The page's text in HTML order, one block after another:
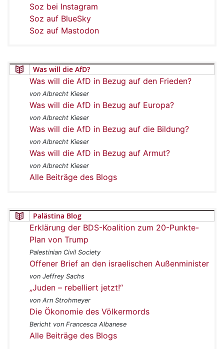
Soz bei Instagram
Soz auf BlueSky
Soz auf Mastodon
Was will die AfD?
Was will die AfD in Bezug auf den Frieden?
von Albrecht Kieser
Was will die AfD in Bezug auf Europa?
von Albrecht Kieser
Was will die AfD in Bezug auf die Bildung?
von Albrecht Kieser
Was will die AfD in Bezug auf Armut?
von Albrecht Kieser
Alle Beiträge des Blogs
Palästina Blog
Erklärung der BDS-Koalition zum 20-Punkte-
Plan von Trump
Palestinian Civil Society
Offener Brief an den israelischen Außenminister
von Jeffrey Sachs
„Juden – rebelliert jetzt!“
von Arn Strohmeyer
Die Ökonomie des Völkermords
Bericht von Francesca Albanese
Alle Beiträge des Blogs